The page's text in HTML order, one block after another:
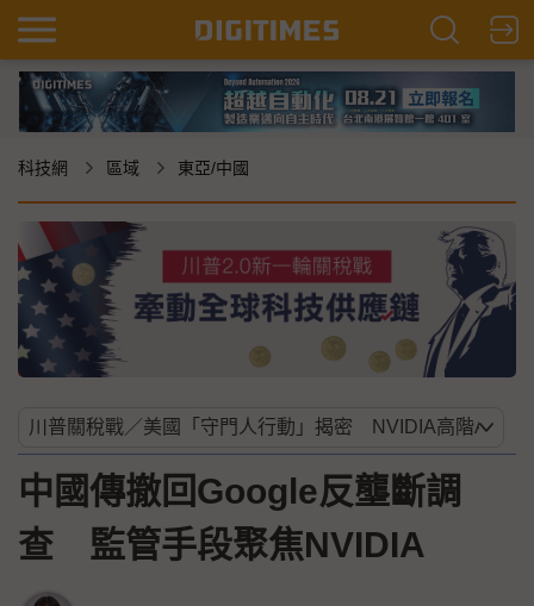
科技網 區域 東亞/中國
中國傳撤回Google反壟斷調
查 監管手段聚焦NVIDIA